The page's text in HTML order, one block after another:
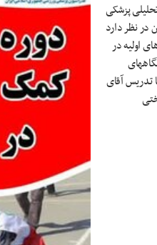
پزشکی
در نظر دارد
اولیه در
تدریسآقای